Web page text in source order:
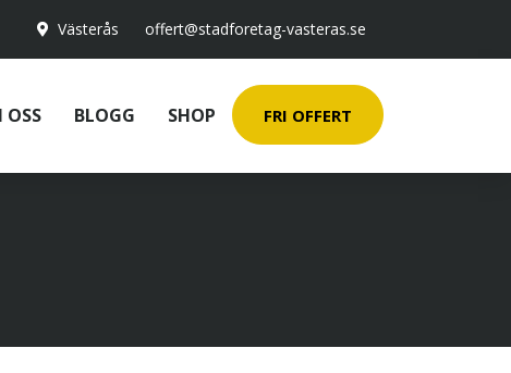
Västerås offert@stadforetag-vasteras.se
OSS BLOGG SHOP FRI OFFERT